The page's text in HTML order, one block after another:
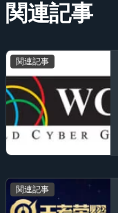
関連記事
関連記事
関連記事